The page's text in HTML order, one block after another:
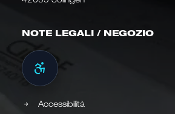
NOTE LEGALI / NEGOZIO
Accessibilità